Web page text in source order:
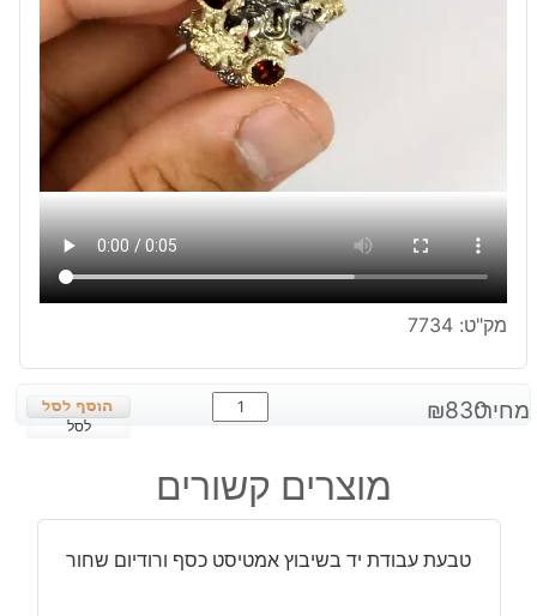
מק"ט: 7734
מחיר: ₪830
כמות
של
עבודת
יד
בשיבוץ
לסל
מוצרים קשורים
טבעת עבודת יד בשיבוץ אמטיסט כסף ורודיום שחור